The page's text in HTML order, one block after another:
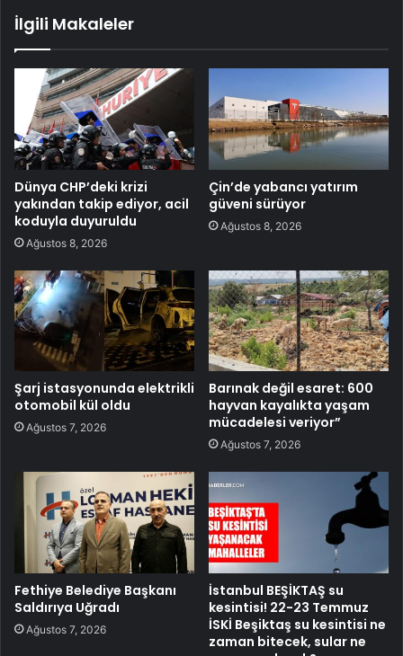
İlgili Makaleler
Dünya CHP’deki krizi
yakından takip ediyor, acil
koduyla duyuruldu
Ağustos 8, 2026
Çin’de yabancı yatırım
güveni sürüyor
Ağustos 8, 2026
Şarj istasyonunda elektrikli
otomobil kül oldu
Ağustos 7, 2026
Barınak değil esaret: 600
hayvan kayalıkta yaşam
mücadelesi veriyor”
Ağustos 7, 2026
Fethiye Belediye Başkanı
Saldırıya Uğradı
Ağustos 7, 2026
İstanbul BEŞİKTAŞ su
kesintisi! 22-23 Temmuz
İSKİ Beşiktaş su kesintisi ne
zaman bitecek, sular ne